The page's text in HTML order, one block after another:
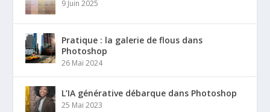
9 Juin 2025
Pratique : la galerie de flous dans
Photoshop
26 Mai 2024
L’IA générative débarque dans Photoshop
25 Mai 2023